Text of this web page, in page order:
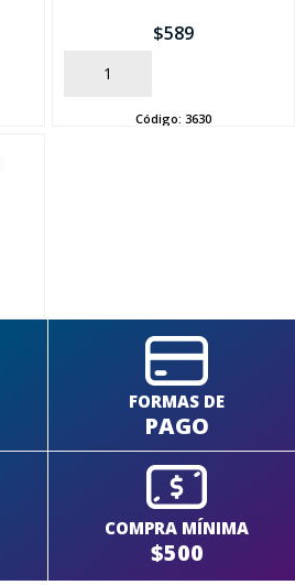
$589
AÑADIR
Código: 3630
FORMAS DE
PAGO
COMPRA MÍNIMA
$500
TU COMPRA